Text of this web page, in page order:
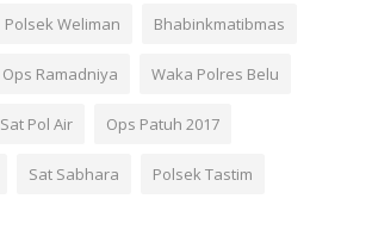
Polsek Weliman Bhabinkmatibmas
Ops Ramadniya Waka Polres Belu
Sat Pol Air Ops Patuh 2017
Sat Sabhara Polsek Tastim